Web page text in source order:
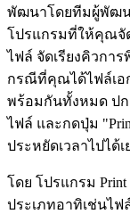
พัฒนาโดยทีมผู้พัฒน
โปรแกรมที่ให้คุณจั
ไฟล์ จัดเรียงคิวกา
กรณีที่คุณได้ไฟล์เอ
พร้อมกันทั้งหมด ปก
ไฟล์ และกดปุ่ม
ประหยัดเวลาไปได้เ
โดย โปรแกรม
ประเภทอาทิเช่นไฟ